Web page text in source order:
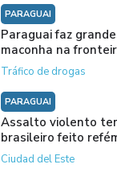
PARAGUAI
Paraguai faz
maconha na
Tráfico de drogas
PARAGUAI
Assalto violento
brasileiro feito
Ciudad del Este